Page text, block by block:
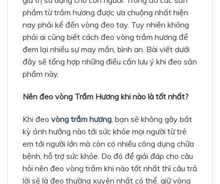
phẩm từ trầm hương được ưa chuộng nhất hiện
nay phải kể đến vòng đeo tay. Tuy nhiên không
phải ai cũng biết cách đeo vòng trầm hương để
đem lại nhiều sự may mắn, bình an. Bài viết dưới
đây sẽ tổng hợp những điều cần lưu ý khi đeo sản
phẩm này.
Nên đeo vòng Trầm Hương khi nào là tốt nhất?
Khi đeo vòng trầm hương, bạn sẽ không gây bất
kỳ ảnh hưởng nào tới sức khỏe mọi người từ trẻ
em tới người lớn mà còn có nhiều công dụng chữa
bệnh, hỗ trợ sức khỏe. Do đó để giải đáp cho câu
hỏi nên đeo vòng trầm khi nào tốt nhất thì câu trả
lời sẽ là đeo thường xuyên nhất có thể, giữ vòng